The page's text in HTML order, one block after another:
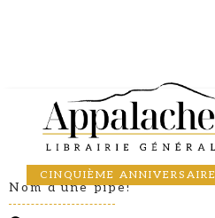
CINQUIÈME ANNIVERSAIRE
Lancement
February 2026 13:00
JACQUES GOLDSTYN
Nom d'une pipe!